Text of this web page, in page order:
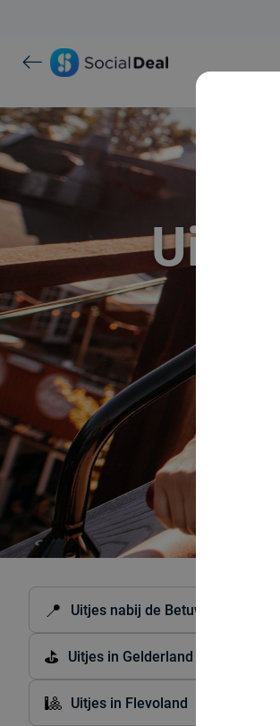
📍 Uitjes nabij de Betuwe
⛳ Uitjes in Gelderland
🎱 Uitjes in Flevoland